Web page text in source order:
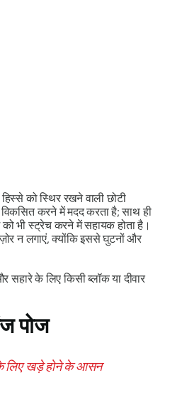
को स्थिर रखने वाली छोटी
करने में मदद करता है; साथ ही
भी स्ट्रेच करने में सहायक होता है।
न लगाएं, क्योंकि इससे घुटनों और
के लिए किसी ब्लॉक या दीवार
पोज